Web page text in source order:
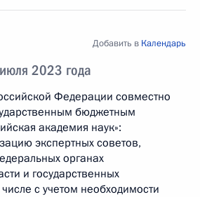
2023 года
Добавить в Календарь
Федерации совместно
бюджетным
академия наук»:
экспертных советов,
органах
и государственных
с учетом необходимости